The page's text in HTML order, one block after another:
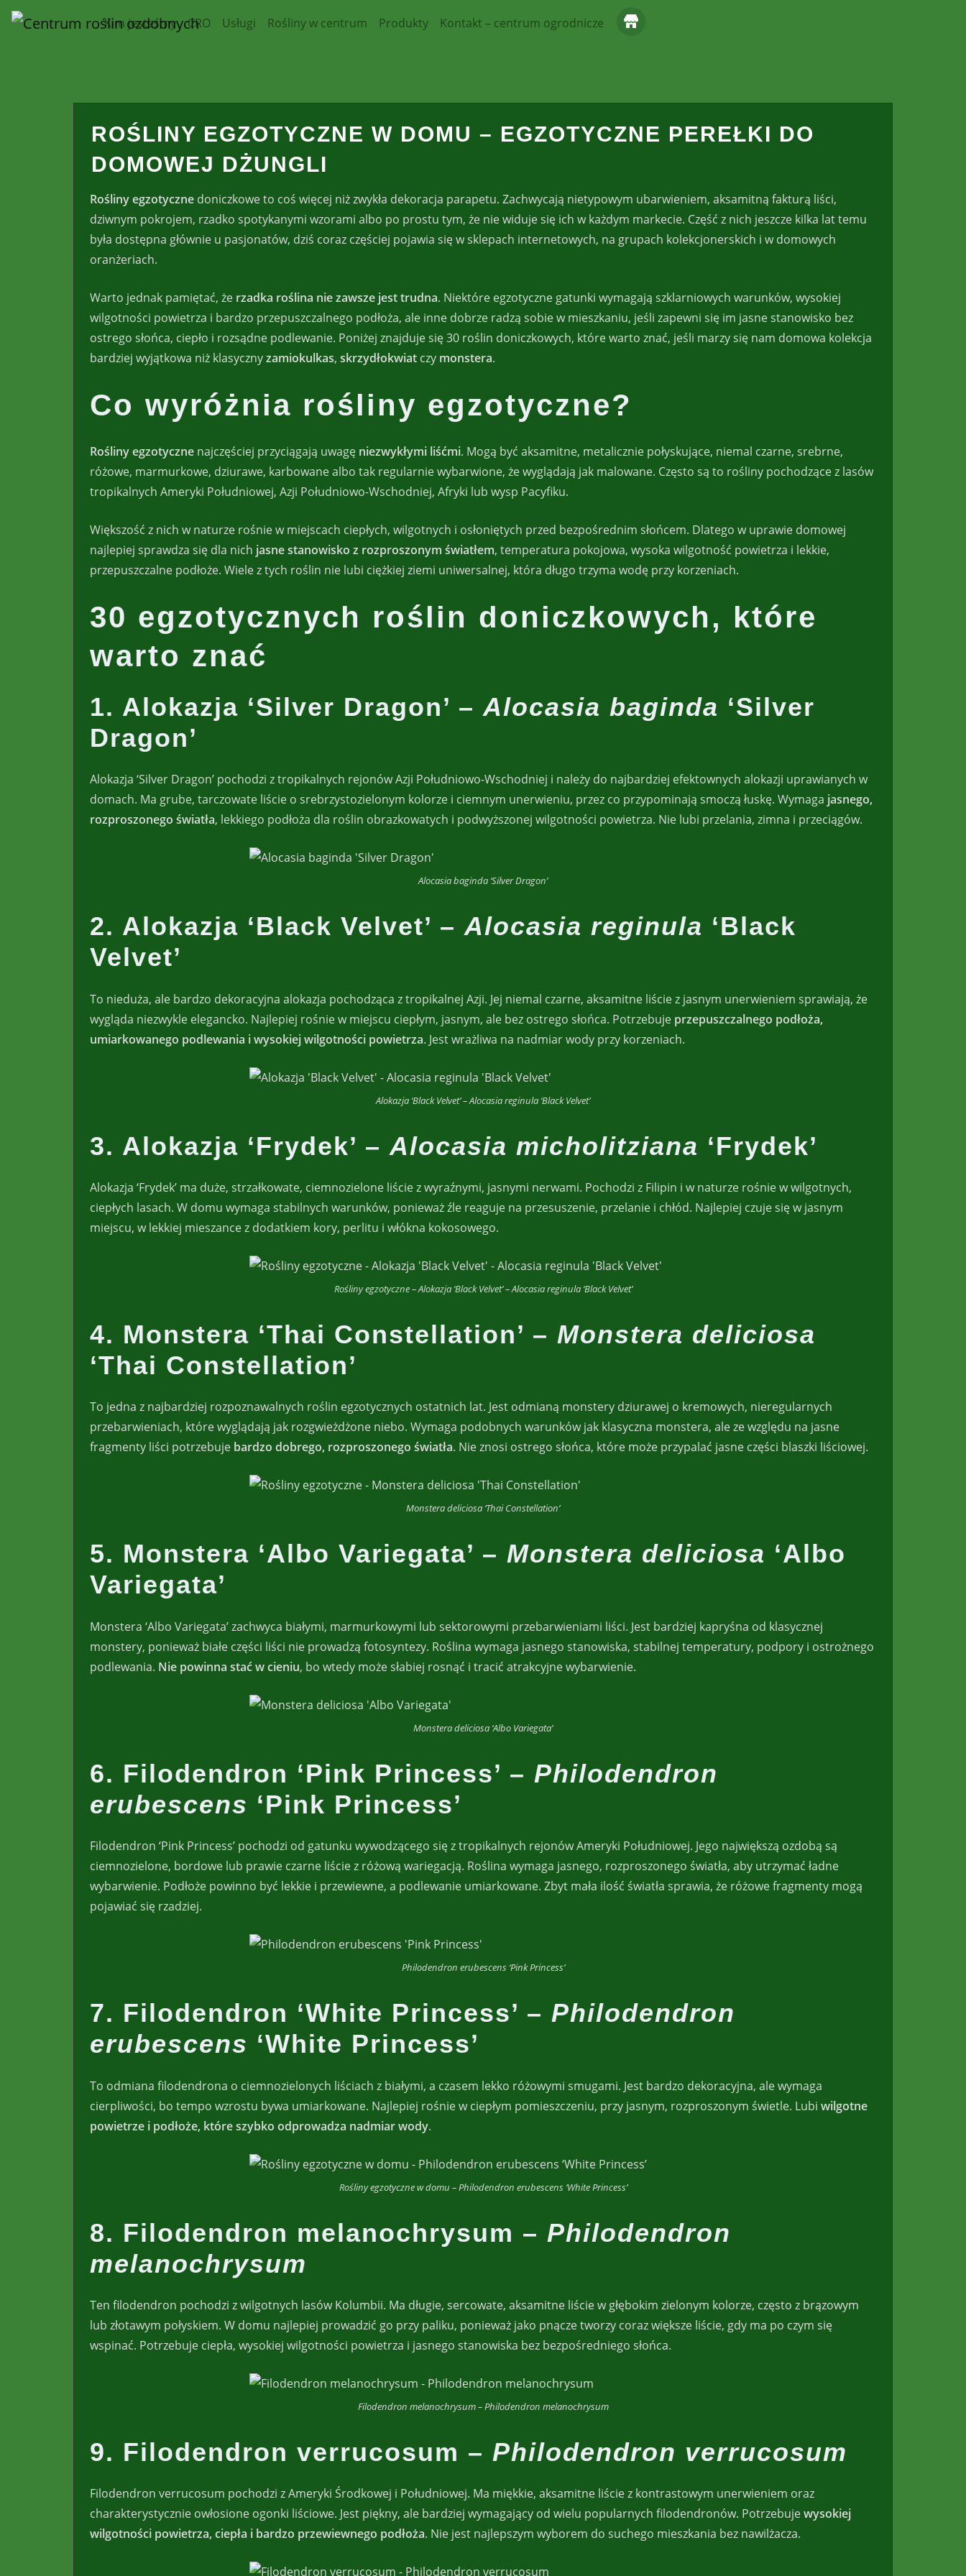
Skip
Kim jesteśmy CRO Usługi Rośliny w centrum Produkty Kontakt – centrum ogrodnicze
ROŚLINY EGZOTYCZNE W DOMU – EGZOTYCZNE PEREŁKI DO
DOMOWEJ DŻUNGLI
Rośliny egzotyczne doniczkowe to coś więcej niż zwykła dekoracja parapetu. Zachwycają nietypowym ubarwieniem, aksamitną fakturą liści,
dziwnym pokrojem, rzadko spotykanymi wzorami albo po prostu tym, że nie widuje się ich w każdym markecie. Część z nich jeszcze kilka lat temu
była dostępna głównie u pasjonatów, dziś coraz częściej pojawia się w sklepach internetowych, na grupach kolekcjonerskich i w domowych
oranżeriach.
Warto jednak pamiętać, że rzadka roślina nie zawsze jest trudna. Niektóre egzotyczne gatunki wymagają szklarniowych warunków, wysokiej
wilgotności powietrza i bardzo przepuszczalnego podłoża, ale inne dobrze radzą sobie w mieszkaniu, jeśli zapewni się im jasne stanowisko bez
ostrego słońca, ciepło i rozsądne podlewanie. Poniżej znajduje się 30 roślin doniczkowych, które warto znać, jeśli marzy się nam domowa kolekcja
bardziej wyjątkowa niż klasycznyzamiokulkas, skrzydłokwiat czy monstera.
Co wyróżnia rośliny egzotyczne?
Rośliny egzotyczne najczęściej przyciągają uwagę niezwykłymi liśćmi. Mogą być aksamitne, metalicznie połyskujące, niemal czarne, srebrne,
różowe, marmurkowe, dziurawe, karbowane albo tak regularnie wybarwione, że wyglądają jak malowane. Często są to rośliny pochodzące z lasów
tropikalnych Ameryki Południowej, Azji Południowo-Wschodniej, Afryki lub wysp Pacyfiku.
Większość z nich w naturze rośnie w miejscach ciepłych, wilgotnych i osłoniętych przed bezpośrednim słońcem. Dlatego w uprawie domowej
najlepiej sprawdza się dla nich jasne stanowisko z rozproszonym światłem, temperatura pokojowa, wysoka wilgotność powietrza i lekkie,
przepuszczalne podłoże. Wiele z tych roślin nie lubi ciężkiej ziemi uniwersalnej, która długo trzyma wodę przy korzeniach.
30 egzotycznych roślin doniczkowych, które
warto znać
1. Alokazja ‘Silver Dragon’ – Alocasia baginda ‘Silver
Dragon’
Alokazja ‘Silver Dragon’ pochodzi z tropikalnych rejonów Azji Południowo-Wschodniej i należy do najbardziej efektownych alokazji uprawianych w
domach. Ma grube, tarczowate liście o srebrzystozielonym kolorze i ciemnym unerwieniu, przez co przypominają smoczą łuskę. Wymaga jasnego,
rozproszonego światła, lekkiego podłoża dla roślin obrazkowatych i podwyższonej wilgotności powietrza. Nie lubi przelania, zimna i przeciągów.
Alocasia baginda ‘Silver Dragon’
2. Alokazja ‘Black Velvet’ –Alocasia reginula ‘Black
Velvet’
To nieduża, ale bardzo dekoracyjna alokazja pochodząca z tropikalnej Azji. Jej niemal czarne, aksamitne liście z jasnym unerwieniem sprawiają, że
wygląda niezwykle elegancko. Najlepiej rośnie w miejscu ciepłym, jasnym, ale bez ostrego słońca. Potrzebuje przepuszczalnego podłoża,
umiarkowanego podlewania i wysokiej wilgotności powietrza. Jest wrażliwa na nadmiar wody przy korzeniach.
Alokazja ‘Black Velvet’ – Alocasia reginula ‘Black Velvet’
3. Alokazja ‘Frydek’ – Alocasia micholitziana ‘Frydek’
Alokazja ‘Frydek’ ma duże, strzałkowate, ciemnozielone liście z wyraźnymi, jasnymi nerwami. Pochodzi z Filipin i w naturze rośnie w wilgotnych,
ciepłych lasach. W domu wymaga stabilnych warunków, ponieważ źle reaguje na przesuszenie, przelanie i chłód. Najlepiej czuje się w jasnym
miejscu, w lekkiej mieszance z dodatkiem kory, perlitu i włókna kokosowego.
Rośliny egzotyczne – Alokazja ‘Black Velvet’ – Alocasia reginula ‘Black Velvet’
4. Monstera ‘Thai Constellation’ – Monstera deliciosa
‘Thai Constellation’
To jedna z najbardziej rozpoznawalnych roślin egzotycznych ostatnich lat. Jest odmianą monstery dziurawej o kremowych, nieregularnych
przebarwieniach, które wyglądają jak rozgwieżdżone niebo. Wymaga podobnych warunków jak klasyczna monstera, ale ze względu na jasne
fragmenty liści potrzebuje bardzo dobrego, rozproszonego światła. Nie znosi ostrego słońca, które może przypalać jasne części blaszki liściowej.
Monstera deliciosa ‘Thai Constellation’
5. Monstera ‘Albo Variegata’ – Monstera deliciosa ‘Albo
Variegata’
Monstera ‘Albo Variegata’ zachwyca białymi, marmurkowymi lub sektorowymi przebarwieniami liści. Jest bardziej kapryśna od klasycznej
monstery, ponieważ białe części liści nie prowadzą fotosyntezy. Roślina wymaga jasnego stanowiska, stabilnej temperatury, podpory i ostrożnego
podlewania. Nie powinna stać w cieniu, bo wtedy może słabiej rosnąć i tracić atrakcyjne wybarwienie.
Monstera deliciosa ‘Albo Variegata’
6. Filodendron ‘Pink Princess’ – Philodendron
erubescens ‘Pink Princess’
Filodendron ‘Pink Princess’ pochodzi od gatunku wywodzącego się z tropikalnych rejonów Ameryki Południowej. Jego największą ozdobą są
ciemnozielone, bordowe lub prawie czarne liście z różową wariegacją. Roślina wymaga jasnego, rozproszonego światła, aby utrzymać ładne
wybarwienie. Podłoże powinno być lekkie i przewiewne, a podlewanie umiarkowane. Zbyt mała ilość światła sprawia, że różowe fragmenty mogą
pojawiać się rzadziej.
Philodendron erubescens ‘Pink Princess’
7. Filodendron ‘White Princess’ – Philodendron
erubescens ‘White Princess’
To odmiana filodendrona o ciemnozielonych liściach z białymi, a czasem lekko różowymi smugami. Jest bardzo dekoracyjna, ale wymaga
cierpliwości, bo tempo wzrostu bywa umiarkowane. Najlepiej rośnie w ciepłym pomieszczeniu, przy jasnym, rozproszonym świetle. Lubi wilgotne
powietrze i podłoże, które szybko odprowadza nadmiar wody.
Rośliny egzotyczne w domu – Philodendron erubescens ‘White Princess’
8. Filodendron melanochrysum – Philodendron
melanochrysum
Ten filodendron pochodzi z wilgotnych lasów Kolumbii. Ma długie, sercowate, aksamitne liście w głębokim zielonym kolorze, często z brązowym
lub złotawym połyskiem. W domu najlepiej prowadzić go przy paliku, ponieważ jako pnącze tworzy coraz większe liście, gdy ma po czym się
wspinać. Potrzebuje ciepła, wysokiej wilgotności powietrza i jasnego stanowiska bez bezpośredniego słońca.
Filodendron melanochrysum – Philodendron melanochrysum
9. Filodendron verrucosum – Philodendron verrucosum
Filodendron verrucosum pochodzi z Ameryki Środkowej i Południowej. Ma miękkie, aksamitne liście z kontrastowym unerwieniem oraz
charakterystycznie owłosione ogonki liściowe. Jest piękny, ale bardziej wymagający od wielu popularnych filodendronów. Potrzebujewysokiej
wilgotności powietrza, ciepła i bardzo przewiewnego podłoża. Nie jest najlepszym wyborem do suchego mieszkania bez nawilżacza.